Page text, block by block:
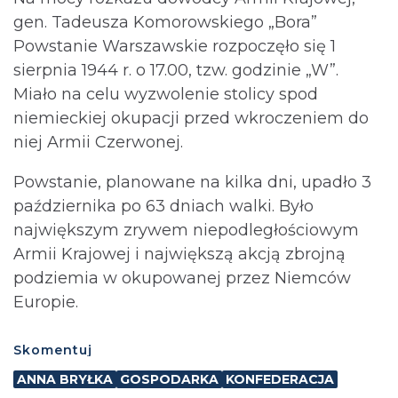
gen. Tadeusza Komorowskiego „Bora”
Powstanie Warszawskie rozpoczęło się 1
sierpnia 1944 r. o 17.00, tzw. godzinie „W”.
Miało na celu wyzwolenie stolicy spod
niemieckiej okupacji przed wkroczeniem do
niej Armii Czerwonej.
Powstanie, planowane na kilka dni, upadło 3
października po 63 dniach walki. Było
największym zrywem niepodległościowym
Armii Krajowej i największą akcją zbrojną
podziemia w okupowanej przez Niemców
Europie.
Skomentuj
ANNA BRYŁKA GOSPODARKA KONFEDERACJA